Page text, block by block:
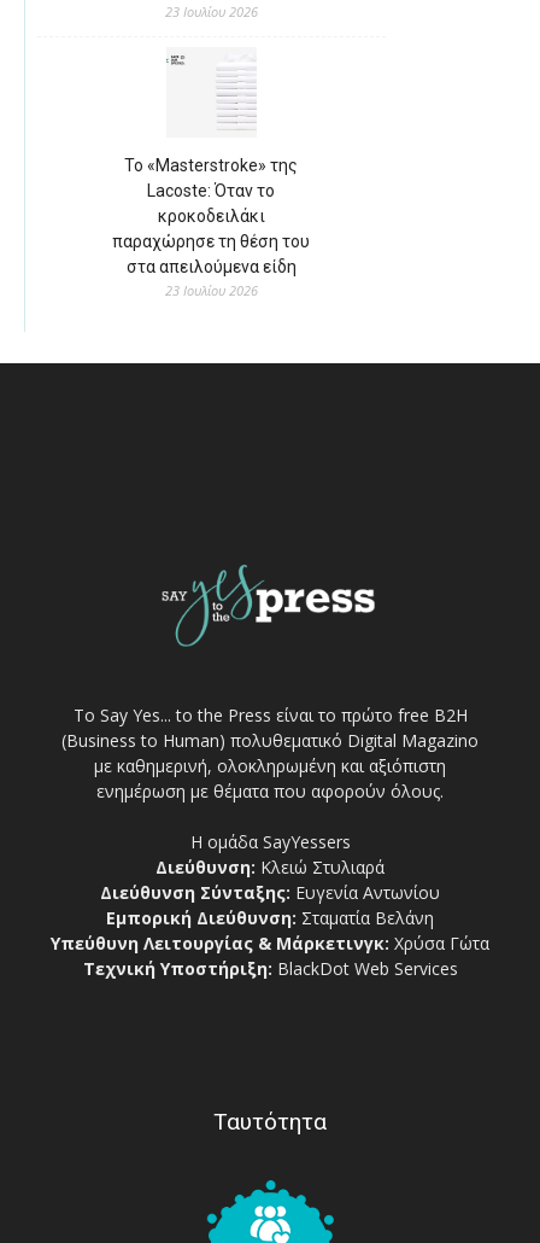
23 Ιουλίου 2026
Το «Masterstroke» της
Lacoste: Όταν το
κροκοδειλάκι
παραχώρησε τη θέση του
στα απειλούμενα είδη
23 Ιουλίου 2026
Το Say Yes... to the Press είναι το πρώτο free Β2Η
(Business to Human) πολυθεματικό Digital Magazino
με καθημερινή, ολοκληρωμένη και αξιόπιστη
ενημέρωση με θέματα που αφορούν όλους.
Η ομάδα SayYessers
Διεύθυνση: Κλειώ Στυλιαρά
Διεύθυνση Σύνταξης: Ευγενία Αντωνίου
Εμπορική Διεύθυνση: Σταματία Βελάνη
Υπεύθυνη Λειτουργίας & Μάρκετινγκ: Χρύσα Γώτα
Τεχνική Υποστήριξη: BlackDot Web Services
Ταυτότητα